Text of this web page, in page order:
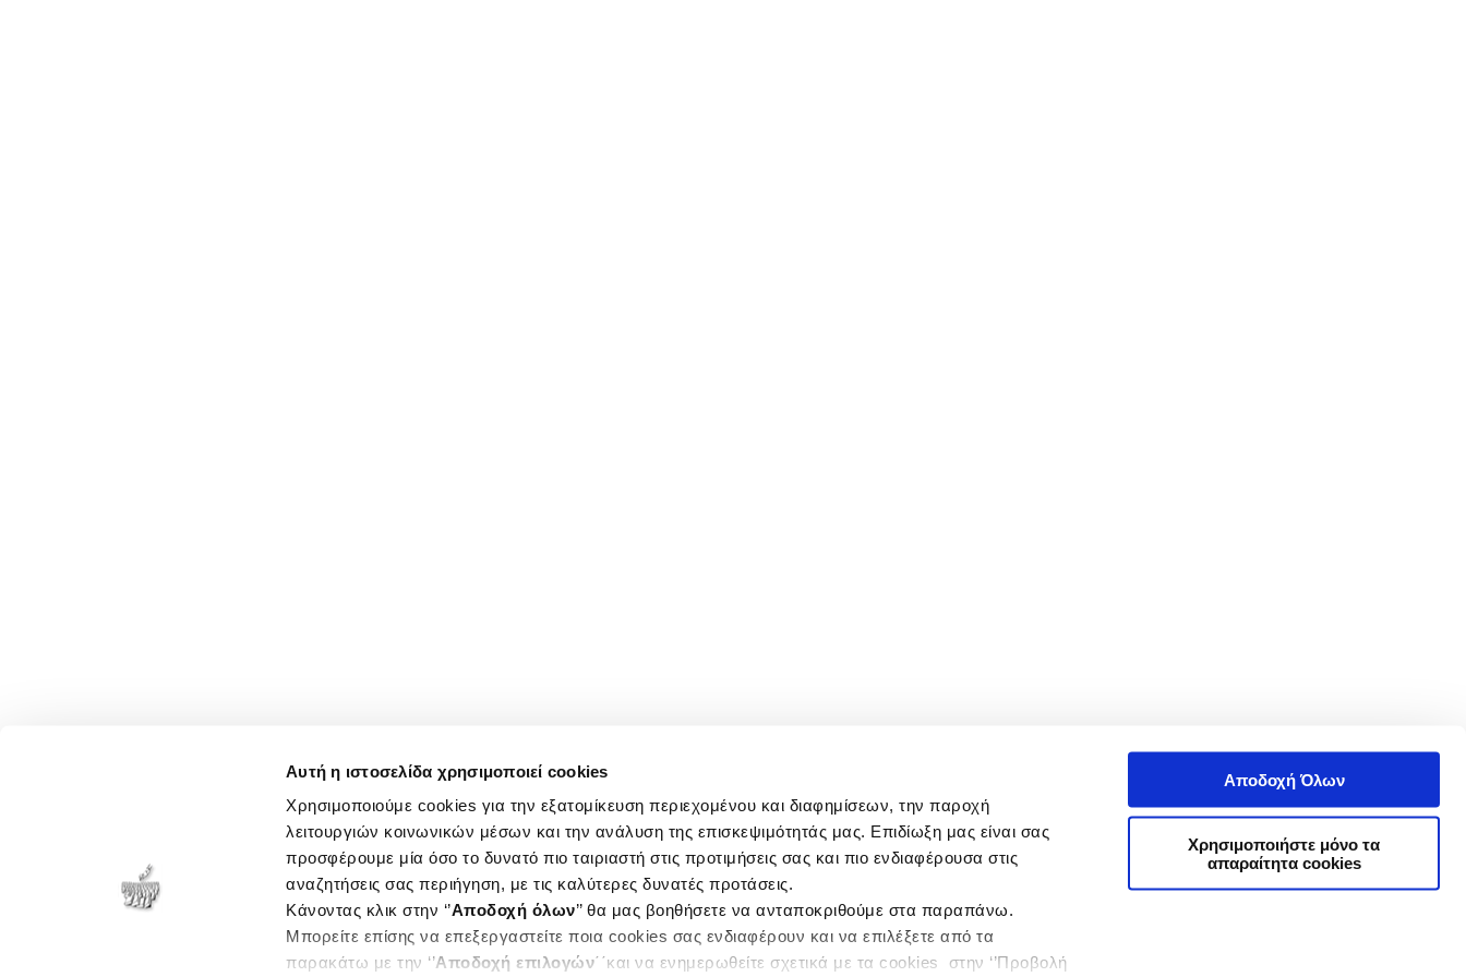
Αυτή η ιστοσελίδα χρησιμοποιεί cookies
Χρησιμοποιούμε cookies για την εξατομίκευση περιεχομένου και διαφημίσεων, την παροχή
λειτουργιών κοινωνικών μέσων και την ανάλυση της επισκεψιμότητάς μας. Επιδίωξη μας είναι σας
προσφέρουμε μία όσο το δυνατό πιο ταιριαστή στις προτιμήσεις σας και πιο ενδιαφέρουσα στις
αναζητήσεις σας περιήγηση, με τις καλύτερες δυνατές προτάσεις.
Κάνοντας κλικ στην ‘’Αποδοχή όλων’’ θα μας βοηθήσετε να ανταποκριθούμε στα παραπάνω.
Μπορείτε επίσης να επεξεργαστείτε ποια cookies σας ενδιαφέρουν και να επιλέξετε από τα
παρακάτω με την ‘’Αποδοχή επιλογών΄΄και να ενημερωθείτε σχετικά με τα cookies στην ‘’Προβολή
Αποδοχή Όλων
Χρησιμοποιήστε μόνο τα
απαραίτητα cookies